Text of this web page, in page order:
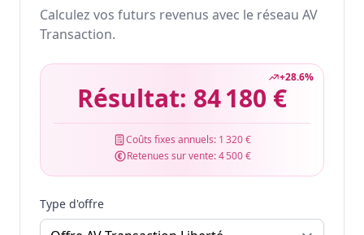
Calculez vos futurs revenus avec le réseau AV
Transaction.
+28.6%
Résultat: 84 180 €
Coûts fixes annuels: 1 320 €
Retenues sur vente:4 500 €
Type d'offre